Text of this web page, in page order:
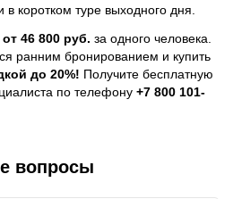
в коротком туре выходного дня.
от 46 800 руб. за одного человека.
ранним бронированием и купить
до 20%! Получите бесплатную
по телефону +7 800 101-
вопросы